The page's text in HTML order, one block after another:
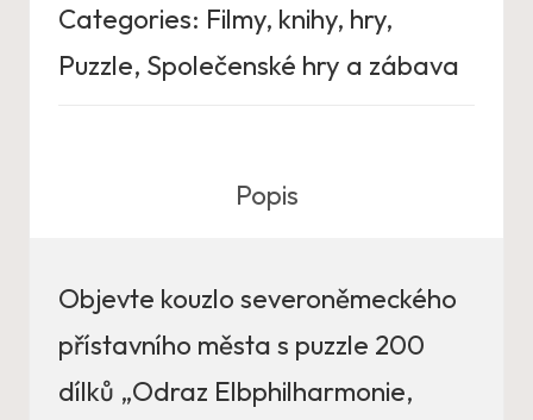
Categories: Filmy, knihy, hry,
Puzzle, Společenské hry a zábava
Popis
Objevte kouzlo severoněmeckého
přístavního města s puzzle 200
dílků „Odraz Elbphilharmonie,